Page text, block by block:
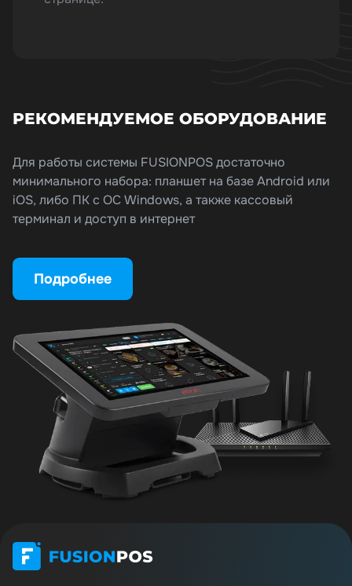
РЕКОМЕНДУЕМОЕ ОБОРУДОВАНИЕ
Для работы системы FUSIONPOS достаточно
минимального набора: планшет на базе Android или
iOS, либо ПК с ОС Windows, а также кассовый
терминал и доступ в интернет
Подробнее